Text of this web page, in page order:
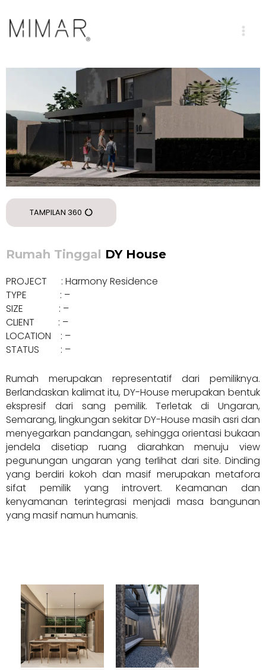
TAMPILAN 360
Rumah Tinggal DY House
PROJECT : Harmony Residence
TYPE : –
SIZE : –
CLIENT : –
LOCATION : –
STATUS : –
Rumah merupakan representatif dari pemiliknya.
Berlandaskan kalimat itu, DY-House merupakan bentuk
ekspresif dari sang pemilik. Terletak di Ungaran,
Semarang, lingkungan sekitar DY-House masih asri dan
menyegarkan pandangan, sehingga orientasi bukaan
jendela disetiap ruang diarahkan menuju view
pegunungan ungaran yang terlihat dari site. Dinding
yang berdiri kokoh dan masif merupakan metafora
sifat pemilik yang introvert. Keamanan dan
kenyamanan terintegrasi menjadi masa bangunan
yang masif namun humanis.